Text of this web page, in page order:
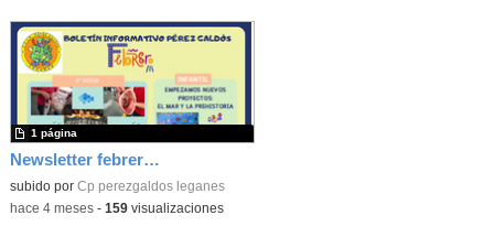
Newsletter febrero 2026
subido por Cp perezgaldos leganes
1 página
-hace 4 meses- 159visualizaciones